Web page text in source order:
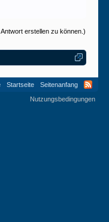
erstellen zu können.)
Startseite
Seitenanfang
Nutzungsbedingungen